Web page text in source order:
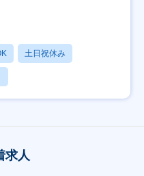
土日祝休み
求人